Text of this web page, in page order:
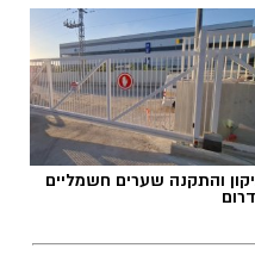
והתקנה שערים חשמליים